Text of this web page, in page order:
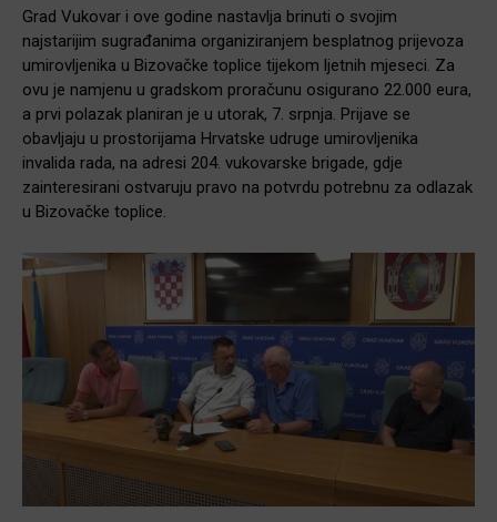
Grad Vukovar i ove godine nastavlja brinuti o svojim
najstarijim sugrađanima organiziranjem besplatnog prijevoza
umirovljenika u Bizovačke toplice tijekom ljetnih mjeseci. Za
ovu je namjenu u gradskom proračunu osigurano 22.000 eura,
a prvi polazak planiran je u utorak, 7. srpnja. Prijave se
obavljaju u prostorijama Hrvatske udruge umirovljenika
invalida rada, na adresi 204. vukovarske brigade, gdje
zainteresirani ostvaruju pravo na potvrdu potrebnu za odlazak
u Bizovačke toplice.